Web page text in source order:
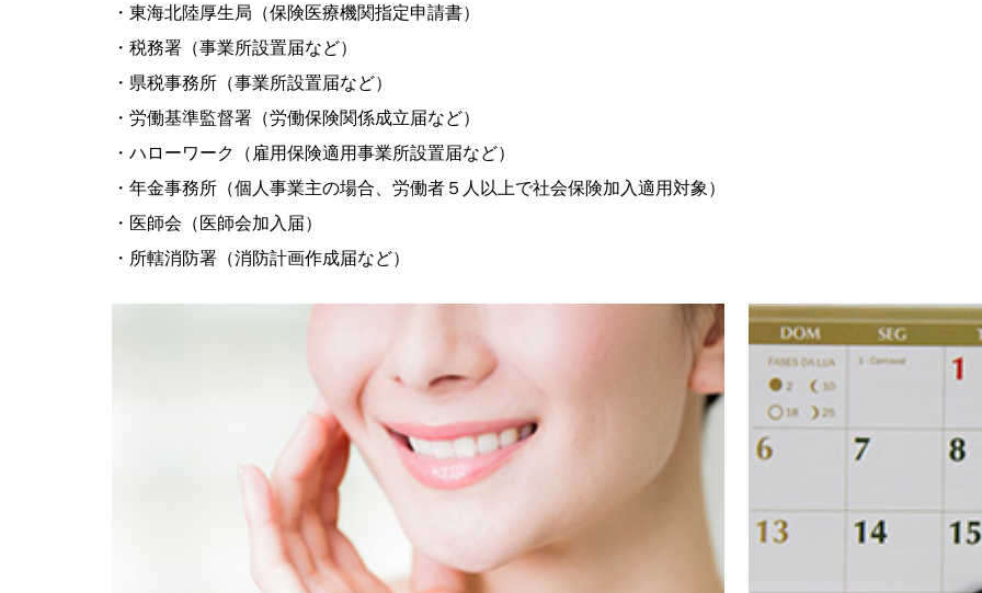
・東海北陸厚生局（保険医療機関指定申請書）
・税務署（事業所設置届など）
・県税事務所（事業所設置届など）
・労働基準監督署（労働保険関係成立届など）
・ハローワーク（雇用保険適用事業所設置届など）
・年金事務所（個人事業主の場合、労働者５人以上で社会保険加入適用対象）
・医師会（医師会加入届）
・所轄消防署（消防計画作成届など）